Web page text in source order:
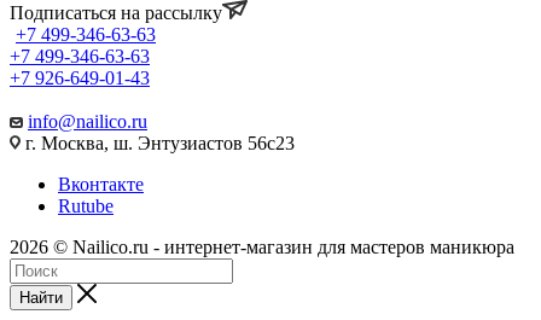
Подписаться на рассылку
+7 499-346-63-63
+7 499-346-63-63
+7 926-649-01-43
info@nailico.ru
г. Москва, ш. Энтузиастов 56с23
Вконтакте
Rutube
2026 © Nailico.ru - интернет-магазин для мастеров маникюра
Найти